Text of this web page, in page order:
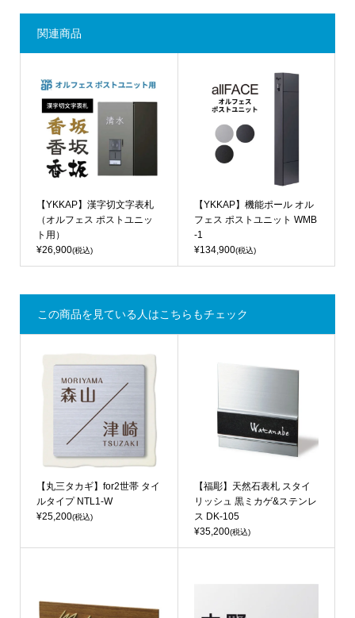
関連商品
【YKKAP】漢字切文字表札
（オルフェス ポストユニッ
ト用）
¥26,900(税込)
【YKKAP】機能ポール オル
フェス ポストユニット WMB
-1
¥134,900(税込)
この商品を見ている人はこちらもチェック
【丸三タカギ】for2世帯 タイ
ルタイプ NTL1-W
¥25,200(税込)
【福彫】天然石表札 スタイ
リッシュ 黒ミカゲ&ステンレ
ス DK-105
¥35,200(税込)